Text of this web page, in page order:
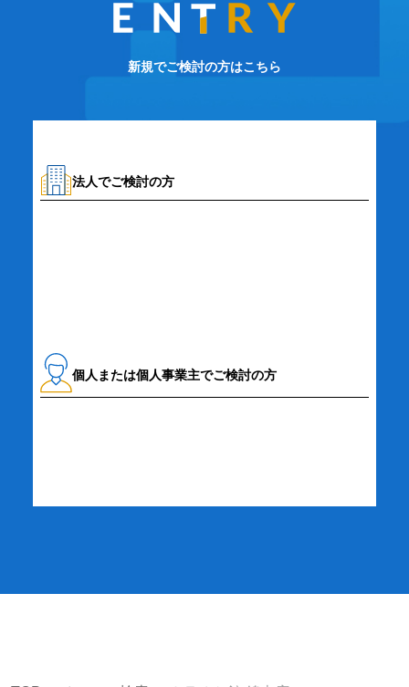
新規でご検討の方はこちら
法人でご検討の方
個人または個人事業主でご検討の方